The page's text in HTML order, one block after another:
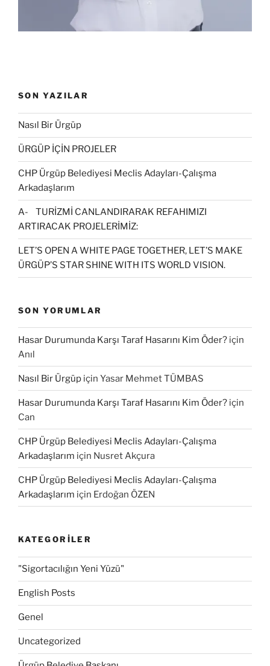
SON YAZILAR
Nasıl Bir Ürgüp
ÜRGÜP İÇİN PROJELER
CHP Ürgüp Belediyesi Meclis Adayları-Çalışma
Arkadaşlarım
A- TURİZMİ CANLANDIRARAK REFAHIMIZI
ARTIRACAK PROJELERİMİZ:
LET’S OPEN A WHITE PAGE TOGETHER, LET’S MAKE
ÜRGÜP’S STAR SHINE WITH ITS WORLD VISION.
SON YORUMLAR
Hasar Durumunda Karşı Taraf Hasarını Kim Öder? için
Anıl
Nasıl Bir Ürgüp için Yasar Mehmet TÜMBAS
Hasar Durumunda Karşı Taraf Hasarını Kim Öder? için
Can
CHP Ürgüp Belediyesi Meclis Adayları-Çalışma
Arkadaşlarım için Nusret Akçura
CHP Ürgüp Belediyesi Meclis Adayları-Çalışma
Arkadaşlarım için Erdoğan ÖZEN
KATEGORILER
"Sigortacılığın Yeni Yüzü"
English Posts
Genel
Uncategorized